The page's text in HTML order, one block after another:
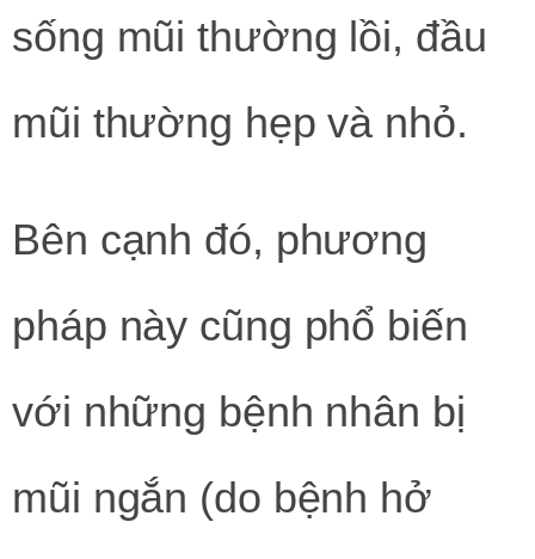
sống mũi thường lồi, đầu
mũi thường hẹp và nhỏ.
Bên cạnh đó, phương
pháp này cũng phổ biến
với những bệnh nhân bị
mũi ngắn (do bệnh hở